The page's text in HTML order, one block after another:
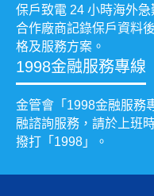
保戶致電 24 小時海外
合作廠商記錄保戶資料
格及服務方案。
1998金融服務專線
金管會「1998金融服務
融諮詢服務，請於上班
撥打「1998」。